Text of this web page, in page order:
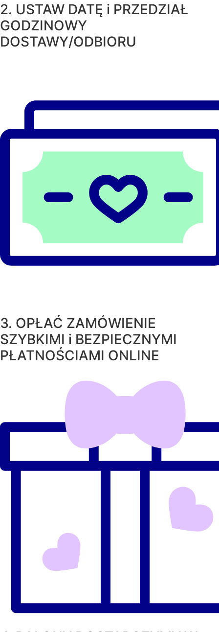
2. USTAW DATĘ i PRZEDZIAŁ
GODZINOWY
DOSTAWY/ODBIORU
3. OPŁAĆ ZAMÓWIENIE
SZYBKIMI i BEZPIECZNYMI
PŁATNOŚCIAMI ONLINE